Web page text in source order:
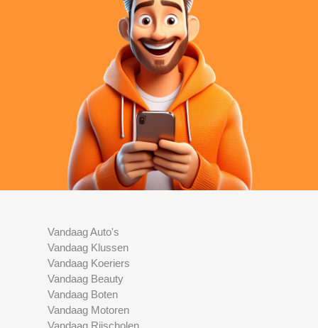
Vandaag Auto's
Vandaag Klussen
Vandaag Koeriers
Vandaag Beauty
Vandaag Boten
Vandaag Motoren